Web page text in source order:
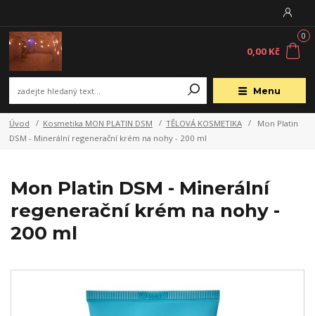
Menu
0
0,00 Kč
Úvod Kosmetika MON PLATIN DSM TĚLOVÁ KOSMETIKA
Mon Platin
DSM - Minerální regenerační krém na nohy - 200 ml
Mon Platin DSM - Minerální
regenerační krém na nohy -
200 ml